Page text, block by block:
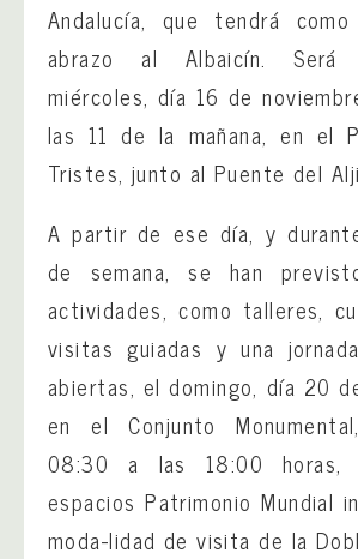
Andalucía, que tendrá
abrazo al Albaicín. Será
miércoles, día 16 de
las 11 de la mañana, en el
Tristes, junto al Puente del
A partir de ese día, y
de semana, se han
actividades, como talleres,
visitas guiadas y una
abiertas, el domingo, día 20
en el Conjunto
08:30 a las 18:00
espacios Patrimonio Mundial
moda-lidad de visita de la